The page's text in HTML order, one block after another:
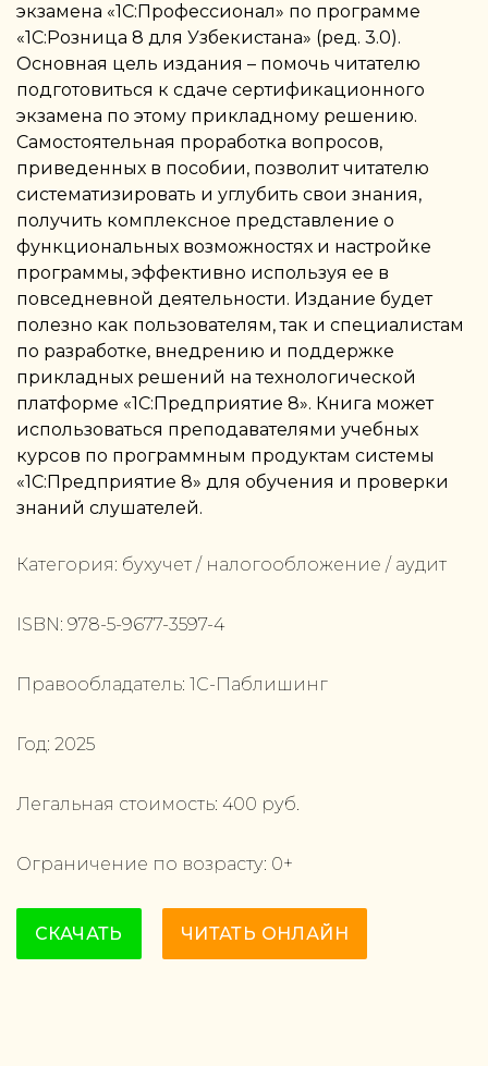
экзамена «1С:Профессионал» по программе
«1С:Розница 8 для Узбекистана» (ред. 3.0).
Основная цель издания – помочь читателю
подготовиться к сдаче сертификационного
экзамена по этому прикладному решению.
Самостоятельная проработка вопросов,
приведенных в пособии, позволит читателю
систематизировать и углубить свои знания,
получить комплексное представление о
функциональных возможностях и настройке
программы, эффективно используя ее в
повседневной деятельности. Издание будет
полезно как пользователям, так и специалистам
по разработке, внедрению и поддержке
прикладных решений на технологической
платформе «1С:Предприятие 8». Книга может
использоваться преподавателями учебных
курсов по программным продуктам системы
«1С:Предприятие 8» для обучения и проверки
знаний слушателей.
Категория: бухучет / налогообложение / аудит
ISBN: 978-5-9677-3597-4
Правообладатель: 1С-Паблишинг
Год: 2025
Легальная стоимость: 400 руб.
Ограничение по возрасту: 0+
СКАЧАТЬ ЧИТАТЬ ОНЛАЙН